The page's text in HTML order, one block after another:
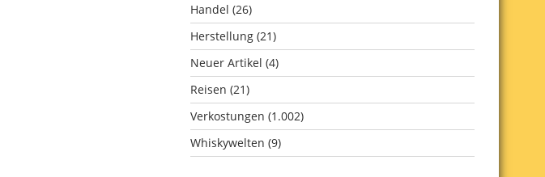
Handel (26)
Herstellung (21)
Neuer Artikel (4)
Reisen (21)
Verkostungen (1.002)
Whiskywelten (9)